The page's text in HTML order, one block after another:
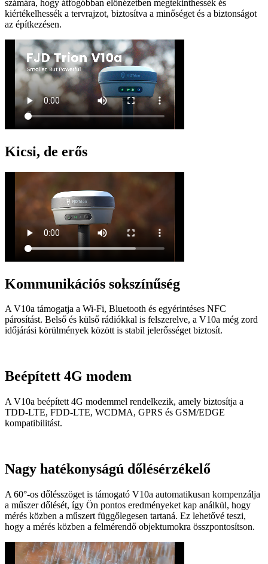
számára, hogy átfogóbban előnézetben megtekinthessék és
kiértékelhessék a tervrajzot, biztosítva a minőséget és a biztonságot
az építkezésen.
Kicsi, de erős
Kommunikációs sokszínűség
A V10a támogatja a Wi-Fi, Bluetooth és egyérintéses NFC
párosítást. Belső és külső rádiókkal is felszerelve, a V10a még zord
időjárási körülmények között is stabil jelerősséget biztosít.
Beépített 4G modem
A V10a beépített 4G modemmel rendelkezik, amely biztosítja a
TDD-LTE, FDD-LTE, WCDMA, GPRS és GSM/EDGE
kompatibilitást.
Nagy hatékonyságú dőlésérzékelő
A 60°-os dőlésszöget is támogató V10a automatikusan kompenzálja
a műszer dőlését, így Ön pontos eredményeket kap análkül, hogy
mérés közben a műszert függőlegesen tartaná. Ez lehetővé teszi,
hogy a mérés közben a felmérendő objektumokra összpontosítson.